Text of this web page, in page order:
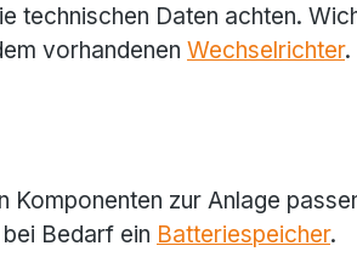
technischen Daten achten.
vorhandenen Wechselrichter.
zur Anlage
Bedarf ein Batteriespeicher.